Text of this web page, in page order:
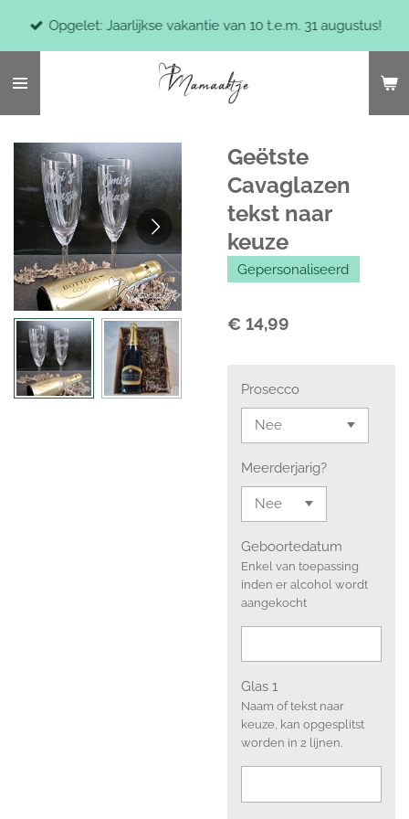
de
Opgelet: Jaarlijkse vakantie van 10 t.e.m. 31 augustus!
Geëtste
Cavaglazen
tekst naar
keuze
Gepersonaliseerd
€ 14,99
Prosecco
Meerderjarig?
Geboortedatum
Enkel van toepassing
inden er alcohol wordt
aangekocht
Glas 1
Naam of tekst naar
keuze, kan opgesplitst
worden in 2 lijnen.